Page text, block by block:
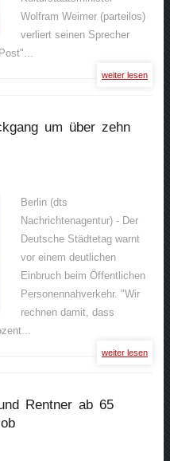
Wolfram Weimer (parteilos)
verliert seinen Sprecher
weiter lesen
um über zehn
Berlin (dts
Nachrichtenagentur) - Der
Deutsche Städtetag warnt
vor einem deutlichen
Einbruch beim Öffentlichen
Personennahverkehr. "Wir
rechnen damit, dass
weiter lesen
Rentner ab 65